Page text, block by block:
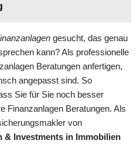
gesucht, das genau
kann? Als professionelle
Beratungen anfertigen,
angepasst sind. So
Sie für Sie noch besser
Finanzanlagen Beratungen. Als
von
& Investments in Immobilien